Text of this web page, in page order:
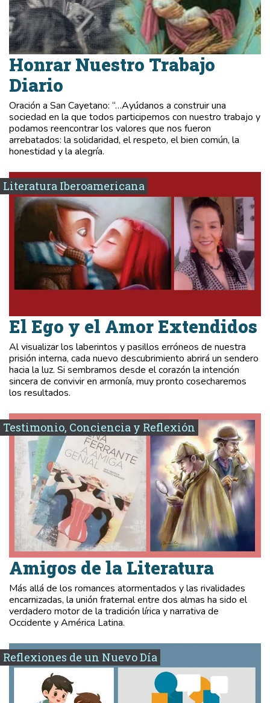
Honrar Nuestro Trabajo
Diario
Oración a San Cayetano: “…Ayúdanos a construir una
sociedad en la que todos participemos con nuestro trabajo y
podamos reencontrar los valores que nos fueron
arrebatados: la solidaridad, el respeto, el bien común, la
honestidad y la alegría.
Literatura Iberoamericana
El Ego y el Amor Extendidos
Al visualizar los laberintos y pasillos erróneos de nuestra
prisión interna, cada nuevo descubrimiento abrirá un sendero
hacia la luz. Si sembramos desde el corazón la intención
sincera de convivir en armonía, muy pronto cosecharemos
los resultados.
Testimonio, Conciencia y Reflexión
Amigos de la Literatura
Más allá de los romances atormentados y las rivalidades
encarnizadas, la unión fraternal entre dos almas ha sido el
verdadero motor de la tradición lírica y narrativa de
Occidente y América Latina.
Reflexiones de un Nuevo Día